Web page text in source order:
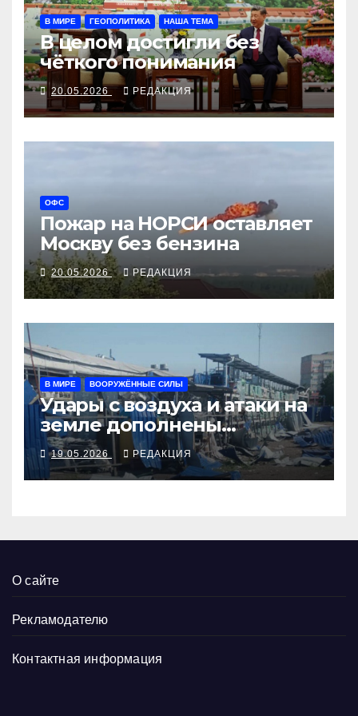
В МИРЕ ГЕОПОЛИТИКА НАША ТЕМА
В целом достигли без
чёткого понимания
20.05.2026 РЕДАКЦИЯ
ОФС
Пожар на НОРСИ оставляет
Москву без бензина
20.05.2026 РЕДАКЦИЯ
В МИРЕ ВООРУЖЁННЫЕ СИЛЫ
Удары с воздуха и атаки на
земле дополнены
ядерными учениями
19.05.2026 РЕДАКЦИЯ
О сайте
Рекламодателю
Контактная информация